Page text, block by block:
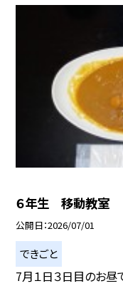
６年生 移動教室
公開日 2026/07/01
できごと
7月１日３日目のお昼